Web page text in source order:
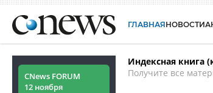
ГЛАВНАЯНОВОСТИ
CNews FORUM
12 ноября
Индексная книга
Получите все